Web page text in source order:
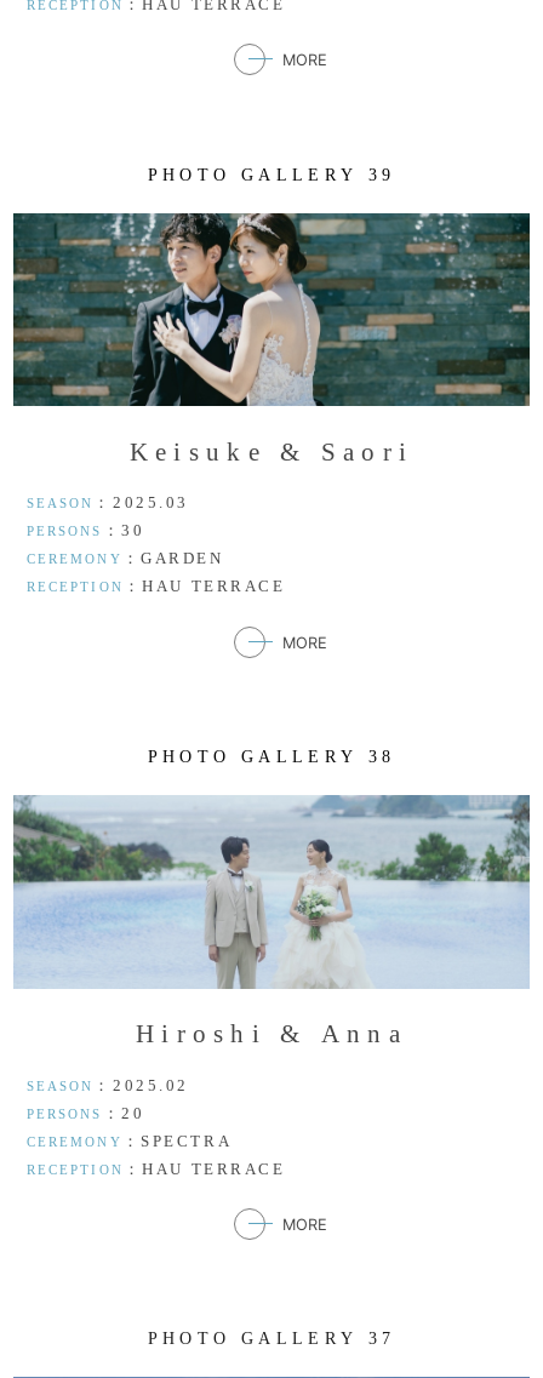
RECEPTION ：HAU TERRACE
MORE
P HO TO G A L LE R Y 39
Kei suk e & S ao r i
SEASON ：2025.03
PERSONS ：30
CEREMONY ：GARDEN
RECEPTION ：HAU TERRACE
MORE
P HO TO G A L LE R Y 38
Hi r o sh i & Ann a
SEASON ：2025.02
PERSONS ：20
CEREMONY ：SPECTRA
RECEPTION ：HAU TERRACE
MORE
P HO TO G A L LE R Y 3 7